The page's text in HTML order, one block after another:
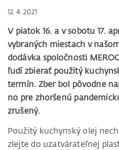
12. 4. 2021
V piatok 16. a v sobotu 17.
vybraných miestach v
dodávka spoločnosti
ľudí zbierať použitý
termín. Zber bol pôvodne
no pre zhoršenú
zrušený.
Použitý kuchynský olej
zlejte do uzatvárateľnej